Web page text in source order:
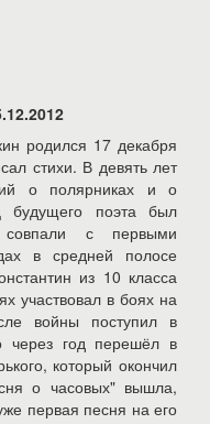
родился 17 декабря
стихи. В девять лет
о полярниках и о
будущего поэта был
с первыми
в средней полосе
из 10 класса
участвовал в боях на
войны поступил в
через год перешёл в
который окончил
о часовых" вышла,
первая песня на его